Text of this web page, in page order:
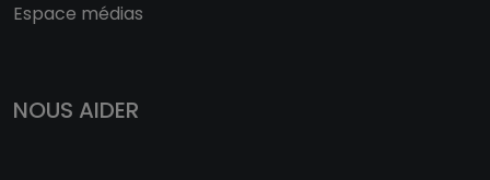
Espace médias
NOUS AIDER